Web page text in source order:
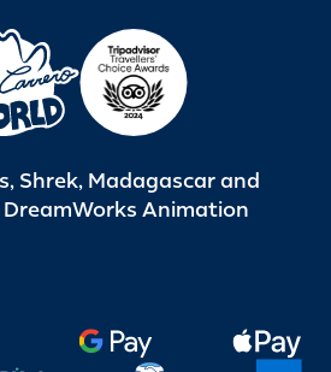
Shrek, Madagascar and
Animation